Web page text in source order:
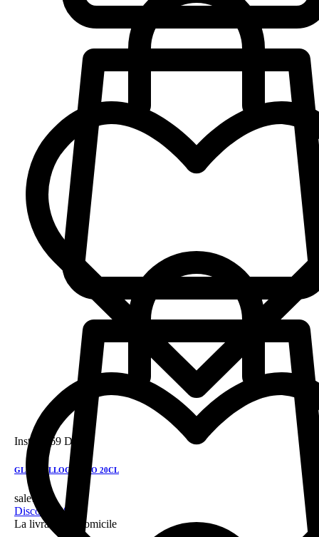
Instock 69 DH
GLEN TALLOCH 5 YO 20CL
sale!
Discount 28%
La livraison a domicile